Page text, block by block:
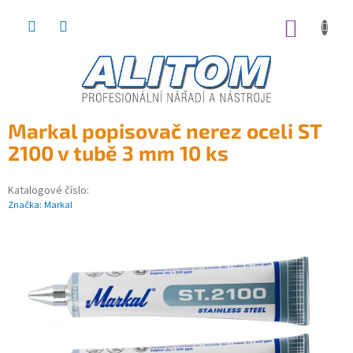
Markal popisovač nerez oceli ST
2100 v tubě 3 mm 10 ks
Katalogové číslo:
Značka: Markal